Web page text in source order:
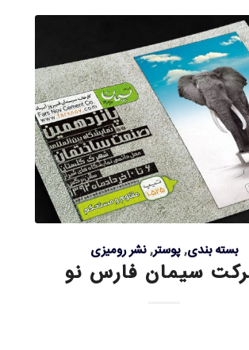
بسته بندی,پوستر,نشر رومیزی
سیمان فارس نو